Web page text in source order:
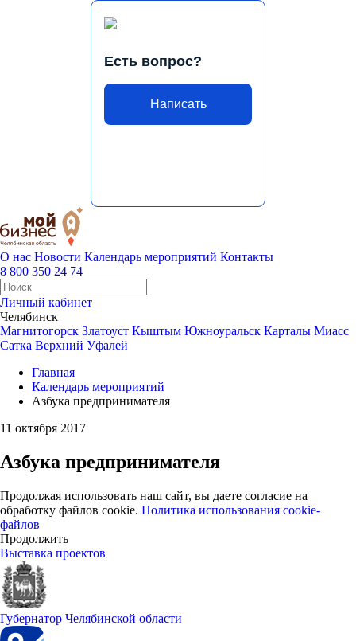
Есть вопрос?
Написать
О нас Новости Календарь мероприятий Контакты
8 800 350 24 74
Личный кабинет
Челябинск
Магнитогорск Златоуст Кыштым Южноуральск Карталы Миасс
Сатка Верхний Уфалей
Главная
Календарь мероприятий
Азбука предпринимателя
11 октября 2017
Азбука предпринимателя
Продолжая использовать наш сайт, вы даете согласие на
обработку файлов cookie. Политика использования cookie-
файлов
Продолжить
Выставка проектов
Губернатор Челябинской области